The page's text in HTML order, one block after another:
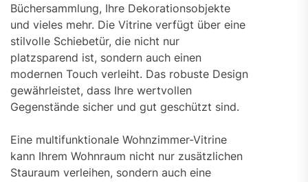
Büchersammlung, Ihre Dekorationsobjekte
und vieles mehr. Die Vitrine verfügt über eine
stilvolle Schiebetür, die nicht nur
platzsparend ist, sondern auch einen
modernen Touch verleiht. Das robuste Design
gewährleistet, dass Ihre wertvollen
Gegenstände sicher und gut geschützt sind.
Eine multifunktionale Wohnzimmer-Vitrine
kann Ihrem Wohnraum nicht nur zusätzlichen
Stauraum verleihen, sondern auch eine